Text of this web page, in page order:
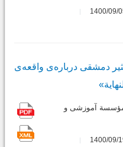
دمشقی درباره‌ی واقعه‌ی
مؤسسة آموزشی و